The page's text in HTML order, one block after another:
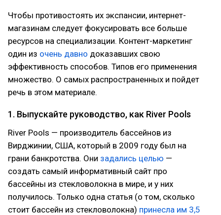
Чтобы противостоять их экспансии, интернет-
магазинам следует фокусировать все больше
ресурсов на специализации. Контент-маркетинг
один из очень давно доказавших свою
эффективность способов. Типов его применения
множество. О самых распространенных и пойдет
речь в этом материале.
1. Выпускайте руководство, как River Pools
River Pools — производитель бассейнов из
Вирджинии, США, который в 2009 году был на
грани банкротства. Они задались целью —
создать самый информативный сайт про
бассейны из стекловолокна в мире, и у них
получилось. Только одна статья (о том, сколько
стоит бассейн из стекловолокна) принесла им 3,5